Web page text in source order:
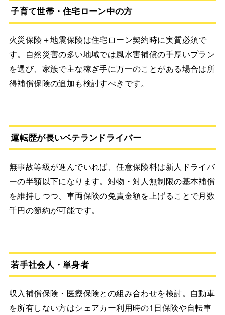
子育て世帯・住宅ローン中の方
火災保険＋地震保険は住宅ローン契約時に実質必須で
す。自然災害の多い地域では風水害補償の手厚いプラン
を選び、家族で主な稼ぎ手に万一のことがある場合は所
得補償保険の追加も検討すべきです。
運転歴が長いベテランドライバー
無事故等級が進んでいれば、任意保険料は新人ドライバ
ーの半額以下になります。対物・対人無制限の基本補償
を維持しつつ、車両保険の免責金額を上げることで月数
千円の節約が可能です。
若手社会人・単身者
収入補償保険・医療保険との組み合わせを検討。自動車
を所有しない方はシェアカー利用時の1日保険や自転車